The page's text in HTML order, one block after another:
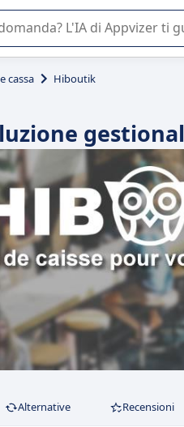
vi guida nell'utilizzo o nella
cassa Hiboutik
Alternative Recensioni